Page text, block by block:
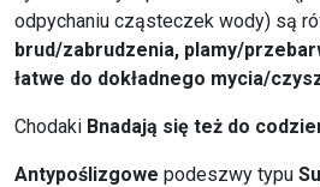
odpychaniu cząsteczek wody) są
brud/zabrudzenia, plamy/
łatwe do dokładnego mycia/
Chodaki Bnadają się też do
Antypoślizgowe podeszwy typu